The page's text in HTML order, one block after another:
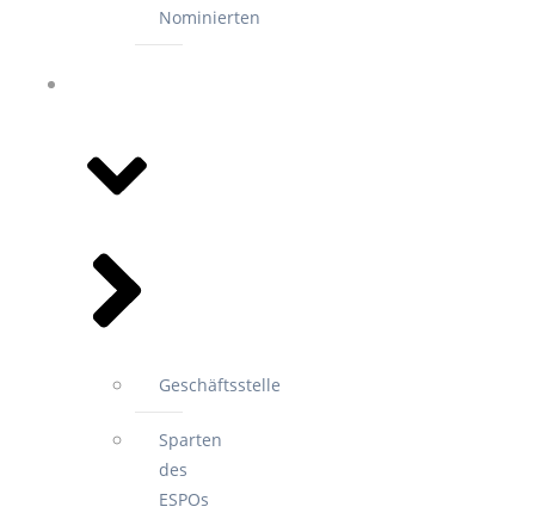
Nominierten
Geschäftsstelle
Sparten
des
ESPOs